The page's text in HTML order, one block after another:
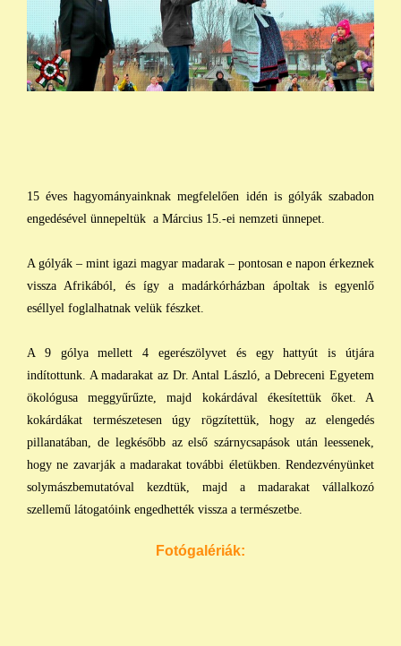
15 éves hagyományainknak megfelelően idén is gólyák szabadon
engedésével ünnepeltük a Március 15.-ei nemzeti ünnepet.
A gólyák – mint igazi magyar madarak – pontosan e napon érkeznek
vissza Afrikából, és így a madárkórházban ápoltak is egyenlő
eséllyel foglalhatnak velük fészket.
A 9 gólya mellett 4 egerészölyvet és egy hattyút is útjára
indítottunk. A madarakat az Dr. Antal László, a Debreceni Egyetem
ökológusa meggyűrűzte, majd kokárdával ékesítettük őket. A
kokárdákat természetesen úgy rögzítettük, hogy az elengedés
pillanatában, de legkésőbb az első szárnycsapások után leessenek,
hogy ne zavarják a madarakat további életükben. Rendezvényünket
solymászbemutatóval kezdtük, majd a madarakat vállalkozó
szellemű látogatóink engedhették vissza a természetbe.
Fotógalériák: